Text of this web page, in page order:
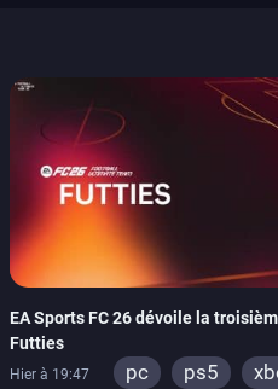
EA Sports FC 26 dévoile la
Futties
Hier à 19:47 pc ps5